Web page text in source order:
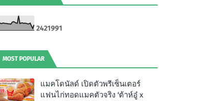
2421991
MOST POPULAR
แมคโดนัลด์ เปิดตัวพรีเซ็นเตอร์
แฟนไก่ทอดแมคตัวจริง ‘ต้าห์อู๋ x